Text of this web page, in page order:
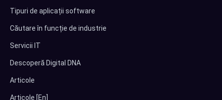
Tipuri de aplicații software
Căutare în funcție de industrie
Servicii IT
Descoperă Digital DNA
Articole
Articole [En]